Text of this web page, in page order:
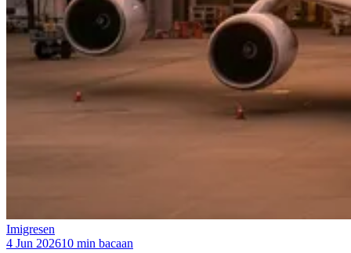
Imigresen
4 Jun 202610 min bacaan